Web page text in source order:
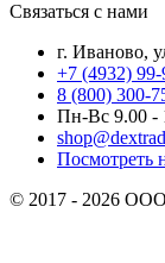
Связаться с нами
г. Иваново,
+7 (4932)
8 (800) 300-
Пн-Вс 9.00 -
Посмотреть
© 2017 - 2026